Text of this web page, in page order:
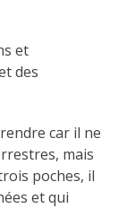
et
des
car il ne
mais
poches, il
et qui